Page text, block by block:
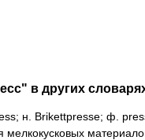
в других
Brikettpresse; ф.